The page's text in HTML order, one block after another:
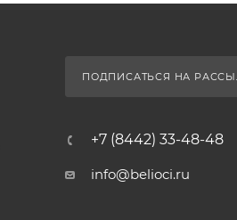
ПОДПИСАТЬСЯ НА
+7 (8442) 33-48-48
info@belioci.ru